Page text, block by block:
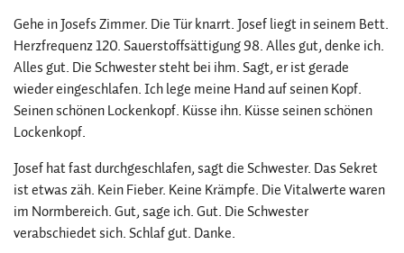
Gehe in Josefs Zimmer. Die Tür knarrt. Josef liegt in seinem Bett.
Herzfrequenz 120. Sauerstoffsättigung 98. Alles gut, denke ich.
Alles gut. Die Schwester steht bei ihm. Sagt, er ist gerade
wieder eingeschlafen. Ich lege meine Hand auf seinen Kopf.
Seinen schönen Lockenkopf. Küsse ihn. Küsse seinen schönen
Lockenkopf.
Josef hat fast durchgeschlafen, sagt die Schwester. Das Sekret
ist etwas zäh. Kein Fieber. Keine Krämpfe. Die Vitalwerte waren
im Normbereich. Gut, sage ich. Gut. Die Schwester
verabschiedet sich. Schlaf gut. Danke.